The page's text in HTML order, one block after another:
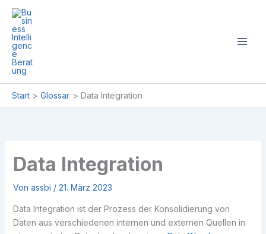
Zum
Inhalt
springen
Start Glossar Data Integration
Data Integration
Von assbi / 21. März 2023
Data Integration ist der Prozess der Konsolidierung von
Daten aus verschiedenen internen und externen Quellen in